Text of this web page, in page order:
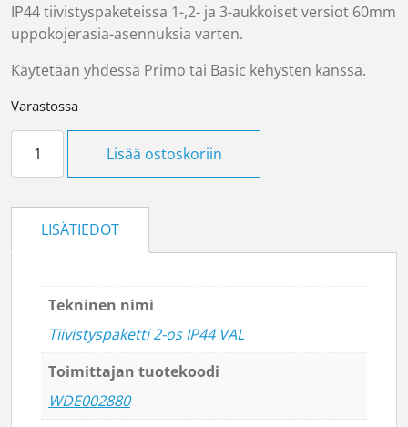
IP44 tiivistyspaketeissa 1-,2- ja 3-aukkoiset versiot 60mm
uppokojerasia-asennuksia varten.
Käytetään yhdessä Primo tai Basic kehysten kanssa.
Varastossa
Lisää ostoskoriin
LISÄTIEDOT
Tekninen nimi
Tiivistyspaketti 2-os IP44 VAL
Toimittajan tuotekoodi
WDE002880